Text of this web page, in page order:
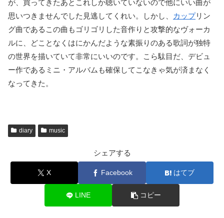
が、買ってきたあとこれしか聴いていないので他にいい曲が
思いつきませんでした見逃してくれい。しかし、
カップリン
グ曲であるこの曲もゴリゴリした音作りと攻撃的なヴォーカ
ルに、どことなくはにかんだような素振りのある歌詞が独特
の世界を描いていて非常にいいのです。こら駄目だ、デビュ
ー作であるミニ・アルバムも確保してこなきゃ気が済まなく
なってきた。
diary music
シェアする
X Facebook はてブ
LINE コピー